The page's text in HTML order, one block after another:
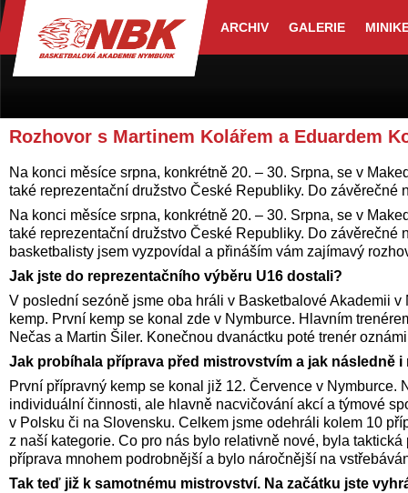
ARCHIV GALERIE
Rozhovor s Martinem Kolářem a Eduardem
Na konci měsíce srpna, konkrétně 20. – 30. Srpna, se v
také reprezentační družstvo České Republiky. Do
Na konci měsíce srpna, konkrétně 20. – 30. Srpna, se v
také reprezentační družstvo České Republiky. Do
basketbalisty jsem vyzpovídal a přináším vám zajímavý
Jak jste do reprezentačního výběru U16 dostali?
V poslední sezóně jsme oba hráli v Basketbalové Akademii
kemp. První kemp se konal zde v Nymburce. Hlavním
Nečas a Martin Šiler. Konečnou dvanáctku poté trenér
Jak probíhala příprava před mistrovstvím a jak následně
První přípravný kemp se konal již 12. Července v
individuální činnosti, ale hlavně nacvičování akcí a týmové
v Polsku či na Slovensku. Celkem jsme odehráli kolem 10
z naší kategorie. Co pro nás bylo relativně nové, byla
příprava mnohem podrobnější a bylo náročnější na
Tak teď již k samotnému mistrovství. Na začátku jste